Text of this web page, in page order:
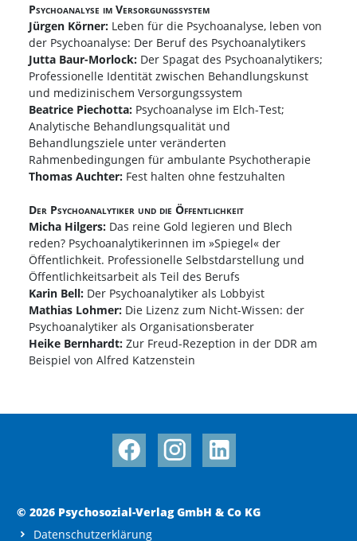
Psychoanalyse im Versorgungssystem
Jürgen Körner: Leben für die Psychoanalyse, leben von
der Psychoanalyse: Der Beruf des Psychoanalytikers
Jutta Baur-Morlock: Der Spagat des Psychoanalytikers;
Professionelle Identität zwischen Behandlungskunst
und medizinischem Versorgungssystem
Beatrice Piechotta: Psychoanalyse im Elch-Test;
Analytische Behandlungsqualität und
Behandlungsziele unter veränderten
Rahmenbedingungen für ambulante Psychotherapie
Thomas Auchter: Fest halten ohne festzuhalten
Der Psychoanalytiker und die Öffentlichkeit
Micha Hilgers: Das reine Gold legieren und Blech
reden? Psychoanalytikerinnen im »Spiegel« der
Öffentlichkeit. Professionelle Selbstdarstellung und
Öffentlichkeitsarbeit als Teil des Berufs
Karin Bell: Der Psychoanalytiker als Lobbyist
Mathias Lohmer: Die Lizenz zum Nicht-Wissen: der
Psychoanalytiker als Organisationsberater
Heike Bernhardt: Zur Freud-Rezeption in der DDR am
Beispiel von Alfred Katzenstein
© 2026 Psychosozial-Verlag GmbH & Co KG
Datenschutzerklärung